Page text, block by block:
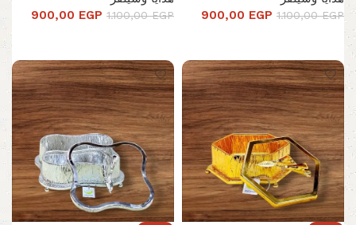
1.100,00EGP
900,00 EGP
1.100,00EGP
900,00 EGP